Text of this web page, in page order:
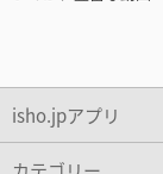
isho.jpアプリ